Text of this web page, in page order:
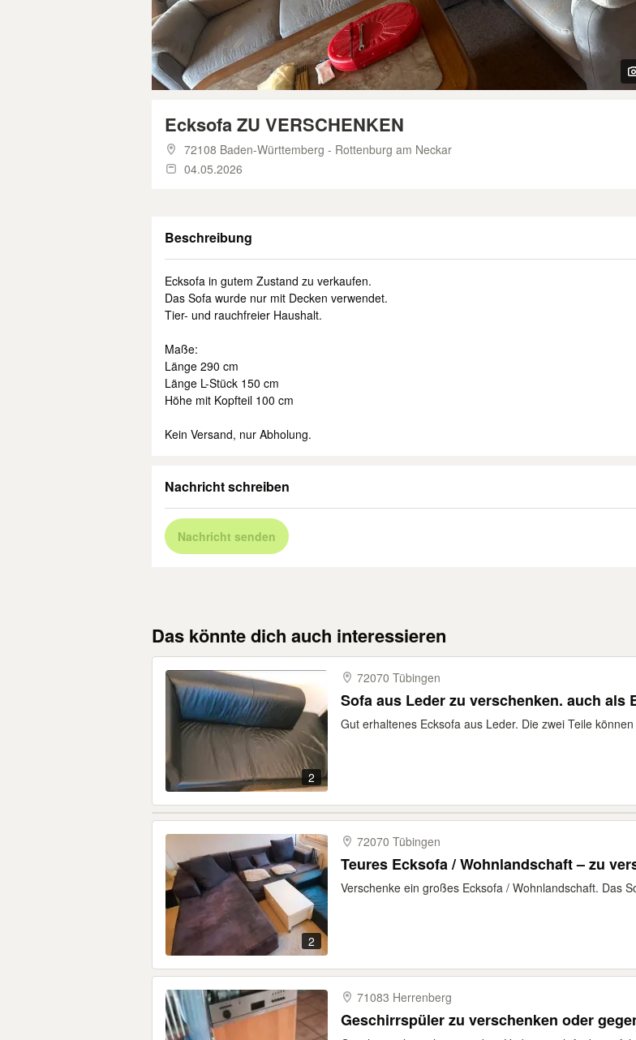
Ecksofa ZU VERSCHENKEN
72108 Baden-Württemberg - Rottenburg am Neckar
04.05.2026
Beschreibung
Ecksofa in gutem Zustand zu verkaufen.
Das Sofa wurde nur mit Decken verwendet.
Tier- und rauchfreier Haushalt.
Maße:
Länge 290 cm
Länge L-Stück 150 cm
Höhe mit Kopfteil 100 cm
Kein Versand, nur Abholung.
Nachricht schreiben
Nachricht senden
Das könnte dich auch interessieren
2
72070 Tübingen
Sofa aus Leder zu verschenken. auch als
Gut erhaltenes Ecksofa aus Leder. Die zwei Teile
2
72070 Tübingen
Teures Ecksofa / Wohnlandschaft – zu
Verschenke ein großes Ecksofa / Wohnlandschaft. Das
71083 Herrenberg
Geschirrspüler zu verschenken oder